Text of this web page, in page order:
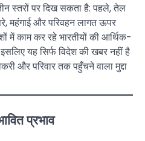
स्तरों पर दिख सकता है: पहले, तेल
महंगाई और परिवहन लागत ऊपर
में काम कर रहे भारतीयों की आर्थिक-
यह सिर्फ विदेश की खबर नहीं है
और परिवार तक पहुँचने वाला मुद्दा
प्रभाव